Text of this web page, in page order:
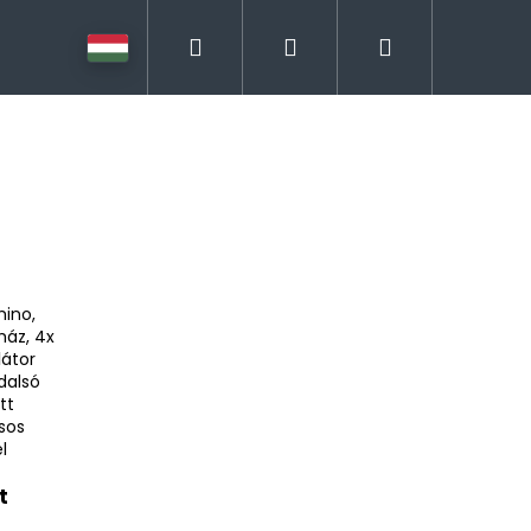
Keresés Bejelentkezés
4x